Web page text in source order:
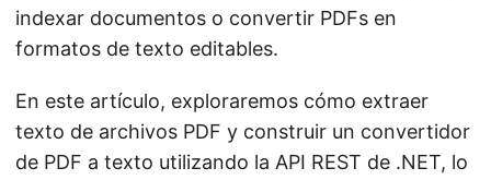
indexar documentos o convertir PDFs en
formatos de texto editables.
En este artículo, exploraremos cómo extraer
texto de archivos PDF y construir un convertidor
de PDF a texto utilizando la API REST de .NET, lo